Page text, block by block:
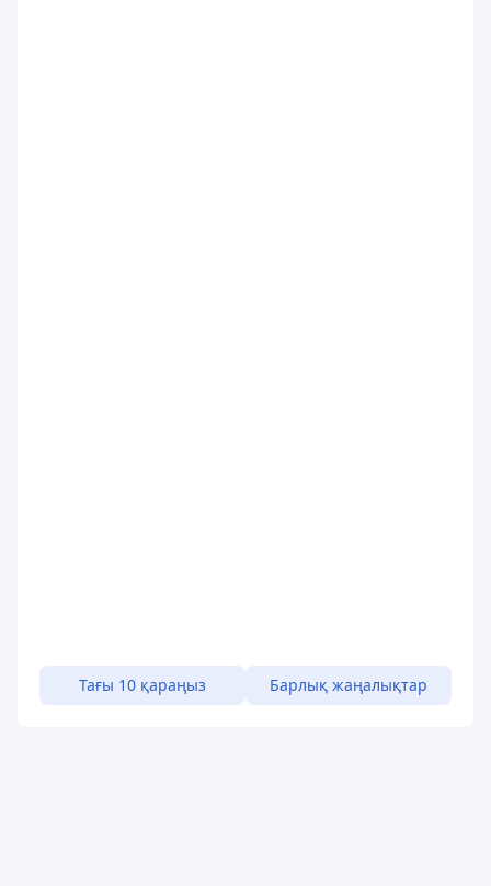
Тағы 10 қараңыз Барлық жаңалықтар